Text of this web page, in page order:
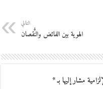
التالي
الهوية بين الفائض والنُّقصان
مشار إليها بـ*